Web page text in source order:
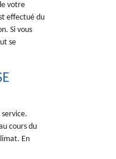
votre
effectué du
Si vous
se
cours du
En